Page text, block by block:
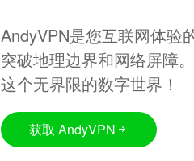
AndyVPN是您互联网体验
突破地理边界和网络屏障
这个无界限的数字世界！
获取 AndyVPN